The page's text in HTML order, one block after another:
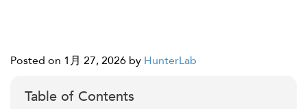
Posted on 1月 27, 2026 by HunterLab
Table of Contents